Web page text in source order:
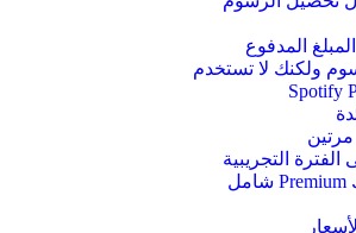
المدفوع
ولكنك لا تستخدم
التجريبية
هل سعر اشتراك Premium شامل